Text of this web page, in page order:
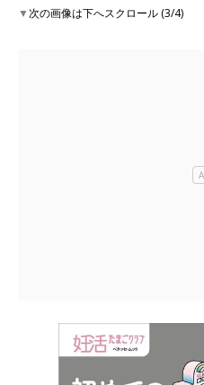
▼次の画像は下へスクロール (3/4)